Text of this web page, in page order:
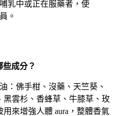
乳中或正在服藥者，使
。
些成分？
：佛手柑、沒藥、天竺葵、
雲杉、香蜂草、牛膝草、玫
來增強人體 aura，整體香氣